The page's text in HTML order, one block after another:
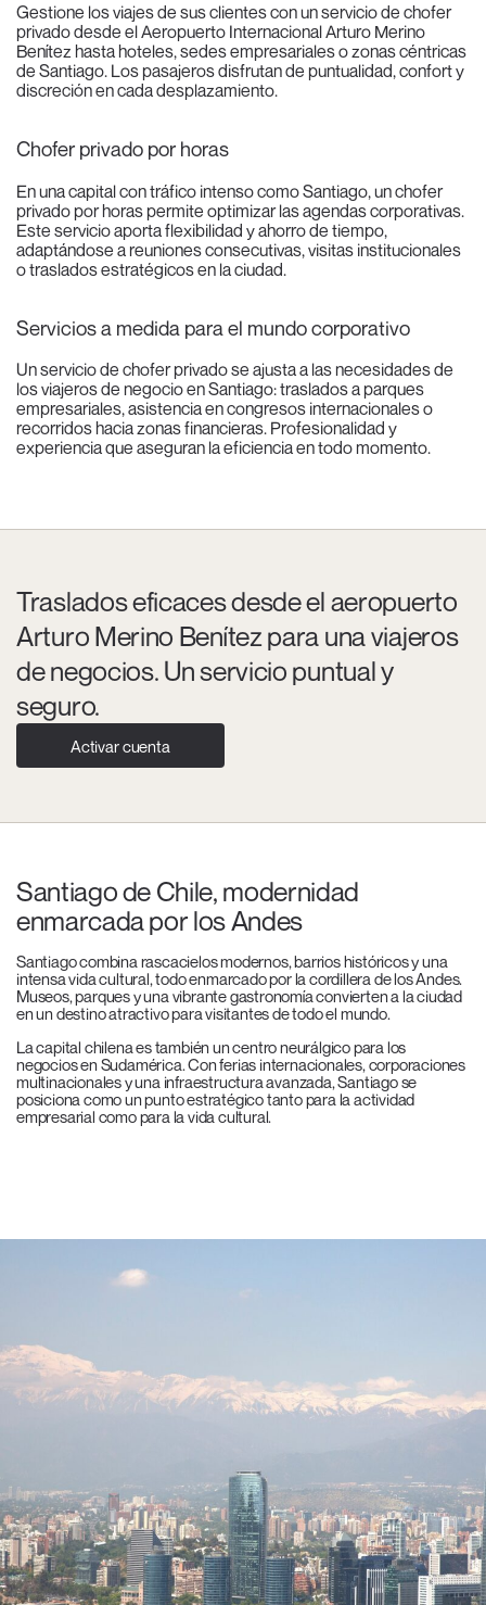
Gestione los viajes de sus clientes con un servicio de chofer
privado desde el Aeropuerto Internacional Arturo Merino
Benítez hasta hoteles, sedes empresariales o zonas céntricas
de Santiago. Los pasajeros disfrutan de puntualidad, confort y
discreción en cada desplazamiento.
Chofer privado por horas
En una capital con tráfico intenso como Santiago, un chofer
privado por horas permite optimizar las agendas corporativas.
Este servicio aporta flexibilidad y ahorro de tiempo,
adaptándose a reuniones consecutivas, visitas institucionales
o traslados estratégicos en la ciudad.
Servicios a medida para el mundo corporativo
Un servicio de chofer privado se ajusta a las necesidades de
los viajeros de negocio en Santiago: traslados a parques
empresariales, asistencia en congresos internacionales o
recorridos hacia zonas financieras. Profesionalidad y
experiencia que aseguran la eficiencia en todo momento.
Traslados eficaces desde el aeropuerto
Arturo Merino Benítez para una viajeros
de negocios. Un servicio puntual y
seguro.
Activar cuenta
Santiago de Chile, modernidad
enmarcada por los Andes
Santiago combina rascacielos modernos, barrios históricos y una
intensa vida cultural, todo enmarcado por la cordillera de los Andes.
Museos, parques y una vibrante gastronomía convierten a la ciudad
en un destino atractivo para visitantes de todo el mundo.
La capital chilena es también un centro neurálgico para los
negocios en Sudamérica. Con ferias internacionales, corporaciones
multinacionales y una infraestructura avanzada, Santiago se
posiciona como un punto estratégico tanto para la actividad
empresarial como para la vida cultural.